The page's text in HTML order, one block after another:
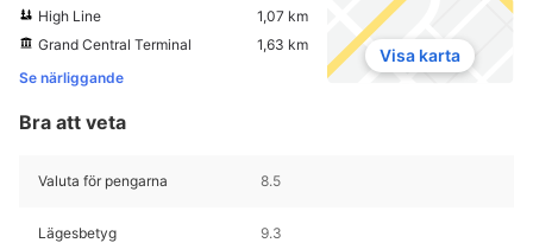
High Line
1,07 km
Grand Central Terminal
1,63 km
Se närliggande
Visa karta
Bra att veta
Valuta för pengarna 8.5
Lägesbetyg 9.3